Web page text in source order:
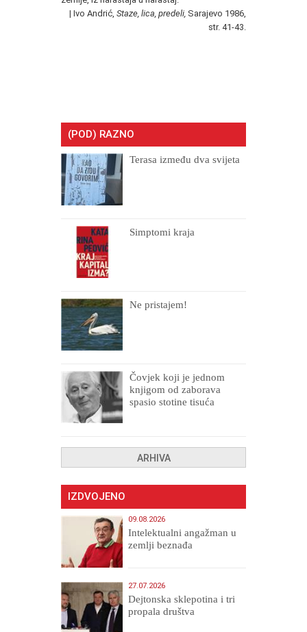
| Ivo Andrić, Staze, lica, predeli, Sarajevo 1986,
str. 41-43.
(POD) RAZNO
Terasa između dva svijeta
Simptomi kraja
Ne pristajem!
Čovjek koji je jednom
knjigom od zaborava
spasio stotine tisuća
ARHIVA
IZDVOJENO
09.08.2026
Intelektualni angažman u
zemlji beznađa
27.07.2026
Dejtonska sklepotina i tri
propala društva